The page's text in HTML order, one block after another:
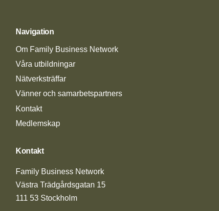
Navigation
Om Family Business Network
Våra utbildningar
Nätverksträffar
Vänner och samarbetspartners
Kontakt
Medlemskap
Kontakt
Family Business Network
Västra Trädgårdsgatan 15
111 53 Stockholm